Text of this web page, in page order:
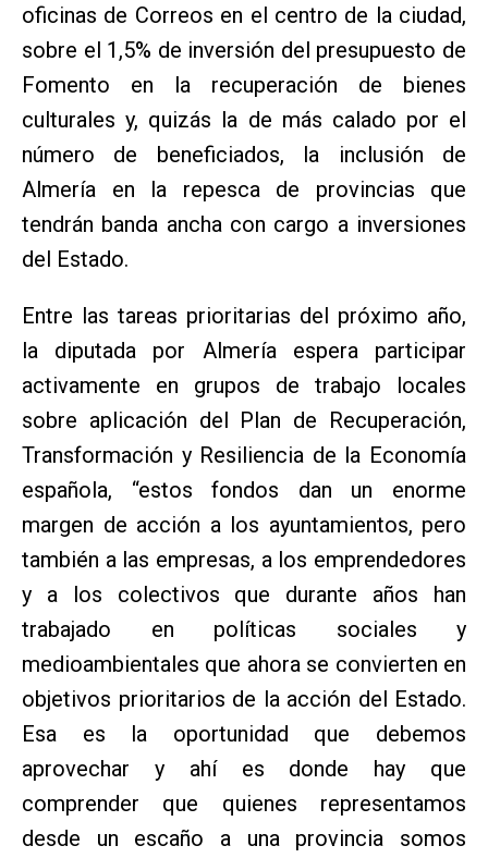
oficinas de Correos en el centro de la ciudad,
sobre el 1,5% de inversión del presupuesto de
Fomento en la recuperación de bienes
culturales y, quizás la de más calado por el
número de beneficiados, la inclusión de
Almería en la repesca de provincias que
tendrán banda ancha con cargo a inversiones
del Estado.
Entre las tareas prioritarias del próximo año,
la diputada por Almería espera participar
activamente en grupos de trabajo locales
sobre aplicación del Plan de Recuperación,
Transformación y Resiliencia de la Economía
española, “estos fondos dan un enorme
margen de acción a los ayuntamientos, pero
también a las empresas, a los emprendedores
y a los colectivos que durante años han
trabajado en políticas sociales y
medioambientales que ahora se convierten en
objetivos prioritarios de la acción del Estado.
Esa es la oportunidad que debemos
aprovechar y ahí es donde hay que
comprender que quienes representamos
desde un escaño a una provincia somos